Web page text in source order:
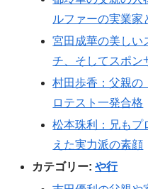
ルファーの実業家
宮田成華の美しい
チ、そしてスポン
村田歩香：父親の
ロテスト一発合格
松本珠利：兄もプ
えた実力派の素顔
カテゴリー:や行